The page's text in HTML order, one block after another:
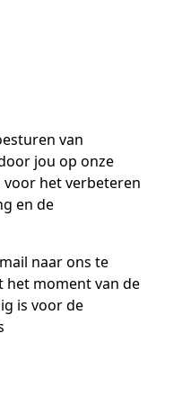
van
jou op onze
het verbeteren
en de
naar ons te
het moment van de
is voor de